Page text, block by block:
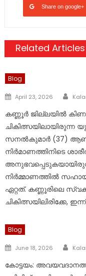
Share on google+
Related Articles
Blog
Posted
April 23, 2026
കണ്ണൂർ ജില്ലയിൽ
ചികിത്സയിലായിരുന്ന
സനൽകുമാർ (37) ആണ്
നിർമാണത്തിനിടെ
നിർമ്മാണത്തിൽ
ഏറ്റത്. കണ്ണൂരിലെ
ചികിത്സയിലിരിക്കേ,
Blog
Posted
June 18, 2026
കോട്ടയം: